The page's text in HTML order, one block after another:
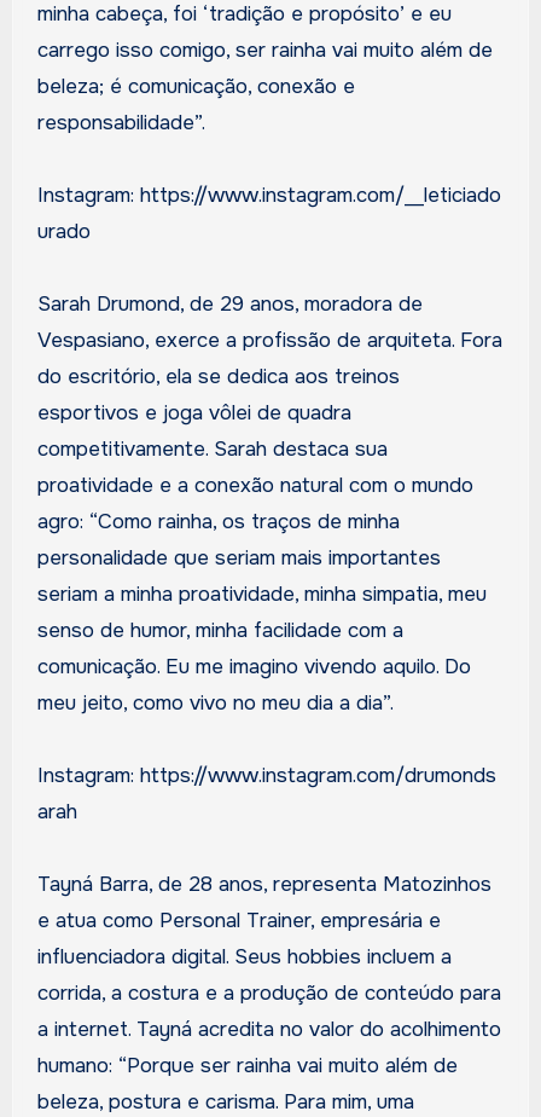
minha cabeça, foi ‘tradição e propósito’ e eu
carrego isso comigo, ser rainha vai muito além de
beleza; é comunicação, conexão e
responsabilidade”.
Instagram: https://www.instagram.com/__leticiado
urado
Sarah Drumond, de 29 anos, moradora de
Vespasiano, exerce a profissão de arquiteta. Fora
do escritório, ela se dedica aos treinos
esportivos e joga vôlei de quadra
competitivamente. Sarah destaca sua
proatividade e a conexão natural com o mundo
agro: “Como rainha, os traços de minha
personalidade que seriam mais importantes
seriam a minha proatividade, minha simpatia, meu
senso de humor, minha facilidade com a
comunicação. Eu me imagino vivendo aquilo. Do
meu jeito, como vivo no meu dia a dia”.
Instagram: https://www.instagram.com/drumonds
arah
Tayná Barra, de 28 anos, representa Matozinhos
e atua como Personal Trainer, empresária e
influenciadora digital. Seus hobbies incluem a
corrida, a costura e a produção de conteúdo para
a internet. Tayná acredita no valor do acolhimento
humano: “Porque ser rainha vai muito além de
beleza, postura e carisma. Para mim, uma